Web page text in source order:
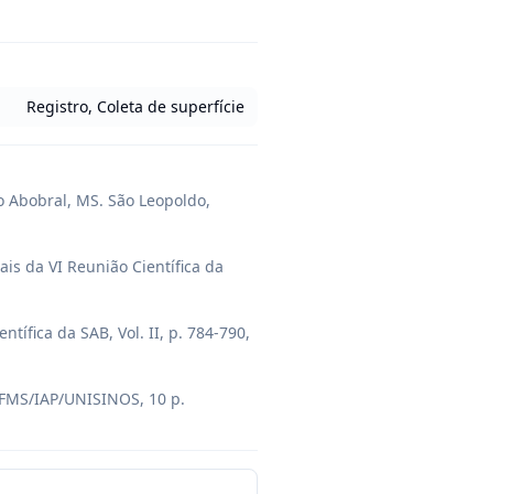
Registro, Coleta de superfície
Abobral, MS. São Leopoldo,
da VI Reunião Científica da
da SAB, Vol. II, p. 784-790,
IAP/UNISINOS, 10 p.